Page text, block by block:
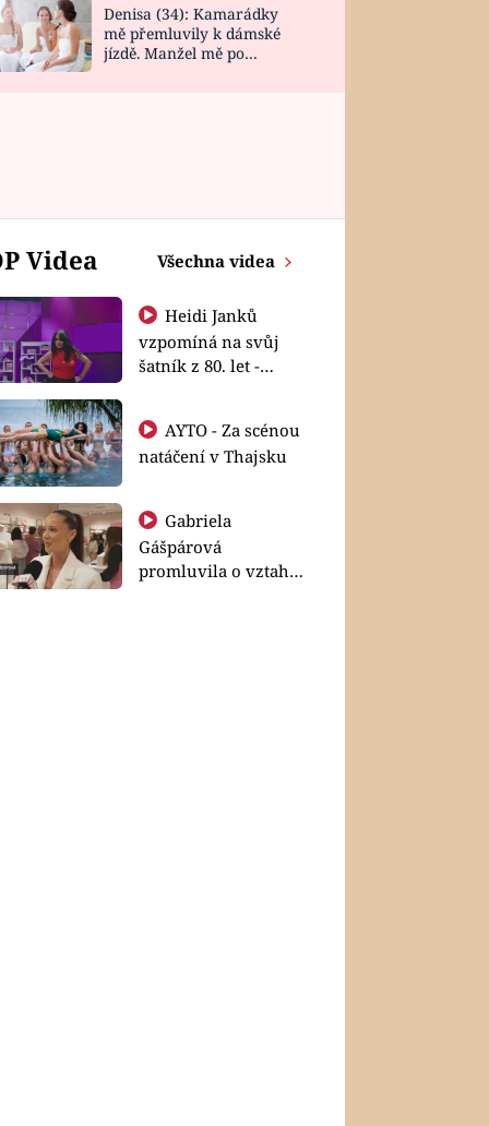
Denisa (34): Kamarádky
mě přemluvily k dámské
jízdě. Manžel mě po
Videa Všechna videa
Heidi Janků
vzpomíná na svůj
šatník z 80. let -
natáčení v Thajsku
Gabriela
Gášpárová
promluvila o vztahu